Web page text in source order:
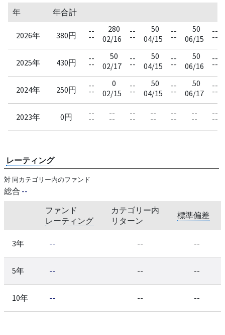
年 年合計
2026年 380円 --
--
280
02/16
--
--
50
04/15
--
--
50
06/15
--
--
2025年 430円 --
--
50
02/17
--
--
50
04/15
--
--
50
06/16
--
--
2024年 250円 --
--
0
02/15
--
--
50
04/15
--
--
50
06/17
--
--
2023年 0円 --
--
--
--
--
--
--
--
--
--
--
--
--
--
レーティング
対 同カテゴリー内のファンド
総合 --
ファンド
レーティング
カテゴリー内
リターン
標準偏差
3年 -- -- --
5年 -- -- --
10年 -- -- --